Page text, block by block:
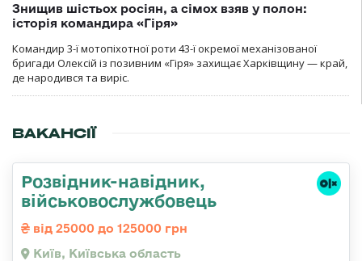
Знищив шістьох росіян, а сімох взяв у полон:
історія командира «Гіря»
Командир 3-ї мотопіхотної роти 43-ї окремої механізованої
бригади Олексій із позивним «Гіря» захищає Харківщину — край,
де народився та виріс.
ВАКАНСІЇ
Розвідник-навідник,
військовослужбовець
від 25000 до 125000 грн
Київ, Київська область